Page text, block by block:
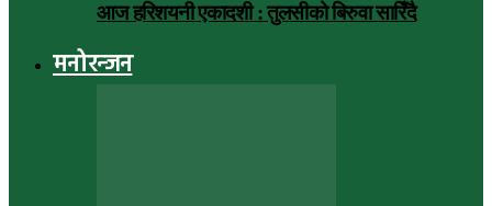
आज हरिशयनी एकादशी : तुलसीको बिरुवा सारिँदै
मनोरन्जन